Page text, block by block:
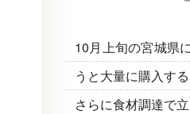
10月上旬の宮城県
うと大量に購入する
さらに食材調達で